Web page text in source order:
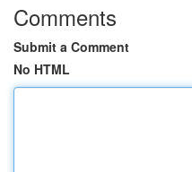
Comments
Submit a Comment
No HTML